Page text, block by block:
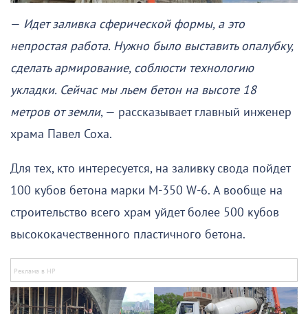
— Идет заливка сферической формы, а это
непростая работа. Нужно было выставить опалубку,
сделать армирование, соблюсти технологию
укладки. Сейчас мы льем бетон на высоте 18
метров от земли, — рассказывает главный инженер
храма Павел Соха.
Для тех, кто интересуется, на заливку свода пойдет
100 кубов бетона марки М-350 W-6. А вообще на
строительство всего храм уйдет более 500 кубов
высококачественного пластичного бетона.